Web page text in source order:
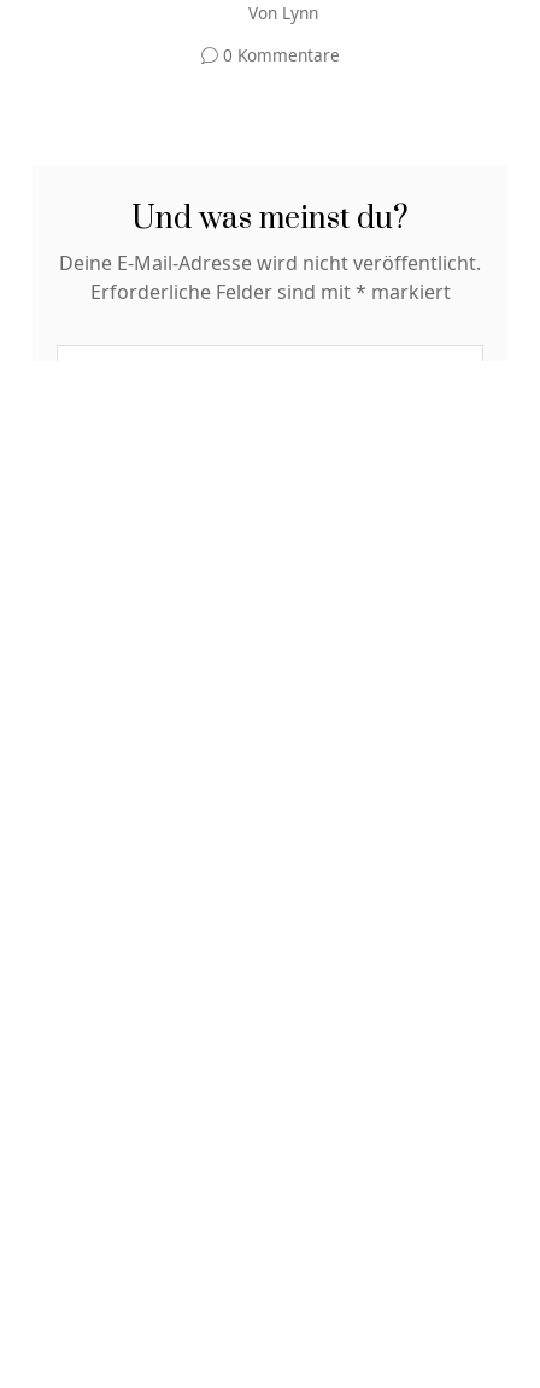
Von Lynn
0 Kommentare
Und was meinst du?
Deine E-Mail-Adresse wird nicht veröffentlicht.
Erforderliche Felder sind mit* markiert